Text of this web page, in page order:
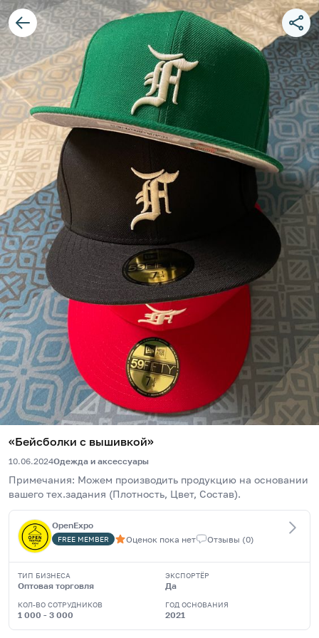
«Бейсболки с вышивкой»
10.06.2024Одежда и аксессуары
Примечания: Можем производить продукцию на основании
OpenExpo
FREE MEMBER Оценок пока нет Отзывы (0)
ТИП БИЗНЕСА
Оптовая торговля
ЭКСПОРТЁР
Да
КОЛ-ВО СОТРУДНИКОВ
1 000 - 3 000
ГОД ОСНОВАНИЯ
2021